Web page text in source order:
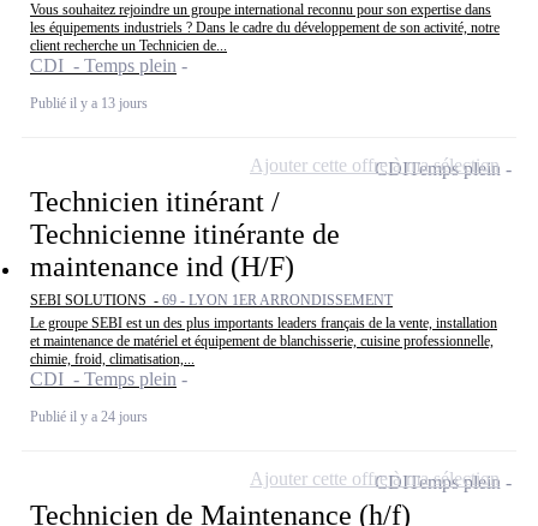
Vous souhaitez rejoindre un groupe international reconnu pour son expertise dans
les équipements industriels ? Dans le cadre du développement de son activité, notre
client recherche un Technicien de...
CDI - Temps plein
Publié il y a 13 jours
Technicien itinérant /
Technicienne itinérante de
maintenance ind (H/F)
SEBI SOLUTIONS - 69 - LYON 1ER ARRONDISSEMENT
Le groupe SEBI est un des plus importants leaders français de la vente, installation
et maintenance de matériel et équipement de blanchisserie, cuisine professionnelle,
chimie, froid, climatisation,...
CDI - Temps plein
Publié il y a 24 jours
CDITemps plein
Ajouter cette offre à ma sélection
Technicien de Maintenance (h/f)
CDITemps plein
Ajouter cette offre à ma sélection